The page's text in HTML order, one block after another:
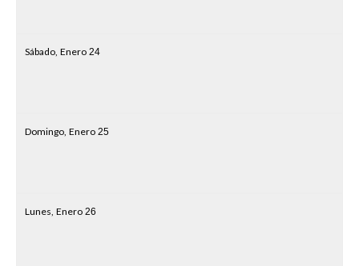
Sábado, Enero 24
Domingo, Enero 25
Lunes, Enero 26